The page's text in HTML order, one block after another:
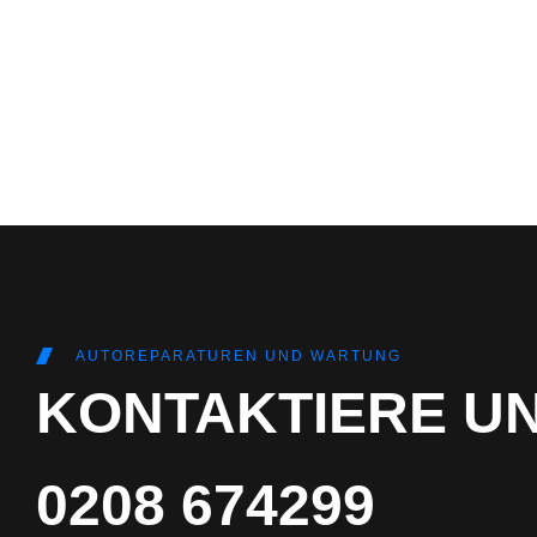
AUTOREPARATUREN UND WARTUNG
KONTAKTIERE
0208 674299